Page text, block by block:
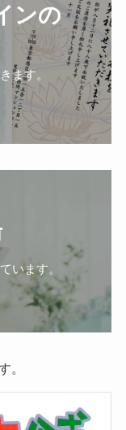
ンの
ます。
います。
。